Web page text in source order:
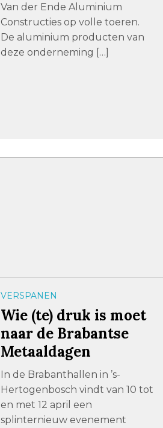
Van der Ende Aluminium
Constructies op volle toeren.
De aluminium producten van
deze onderneming […]
VERSPANEN
Wie (te) druk is moet
naar de Brabantse
Metaaldagen
In de Brabanthallen in ’s-
Hertogenbosch vindt van 10 tot
en met 12 april een
splinternieuw evenement